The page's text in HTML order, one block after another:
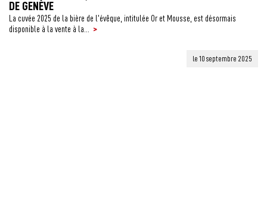
DE GENÈVE
La cuvée 2025 de la bière de l’évêque, intitulée Or et Mousse, est désormais
disponible à la vente à la...
>
le 10 septembre 2025